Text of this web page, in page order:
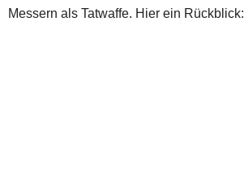
Messern als Tatwaffe. Hier ein Rückblick: